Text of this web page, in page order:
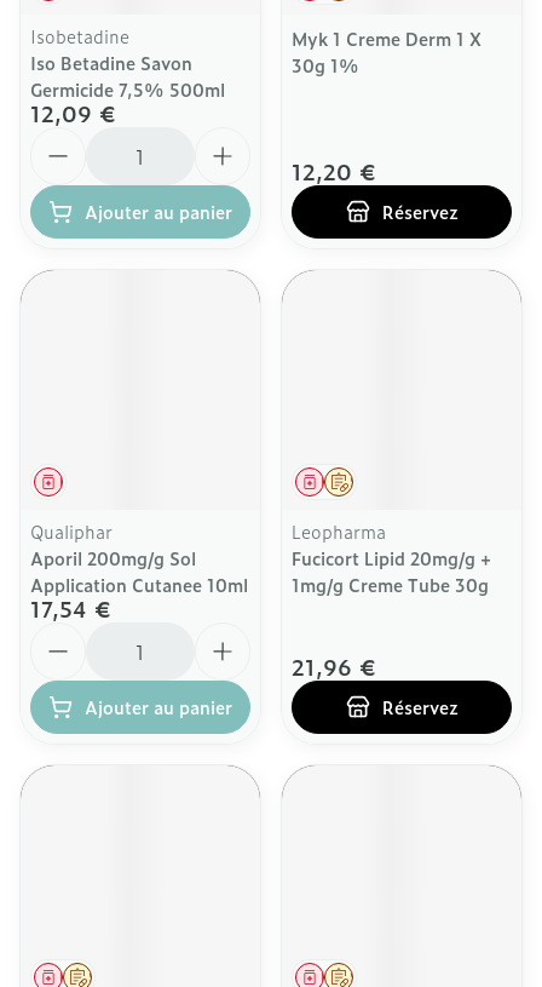
Isobetadine
Iso Betadine Savon
Germicide 7,5% 500ml
12,09 €
Ajouter au panier
Myk 1 Creme Derm 1 X
30g 1%
12,20 €
Réservez
Médicament
Qualiphar
Aporil 200mg/g Sol
Application Cutanee 10ml
17,54 €
Ajouter au panier
Sur prescription
Médicament
Leopharma
Fucicort Lipid 20mg/g +
1mg/g Creme Tube 30g
21,96 €
Réservez
Sur prescription
Médicament Sur prescription
Médicament